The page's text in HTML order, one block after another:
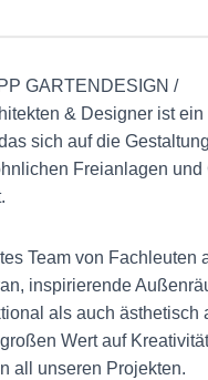
GARTENDESIGN /
& Designer ist
sich auf die
Freianlagen und
Team von Fachleuten
inspirierende
als auch ästhetisch
Wert auf
all unseren Projekten.